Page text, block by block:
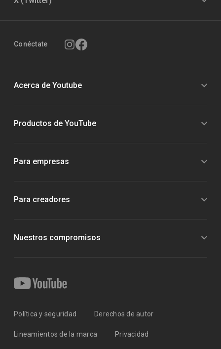
Conéctate
Acerca de Youtube
Productos de YouTube
Para empresas
Para creadores
Nuestros compromisos
Política y seguridad Derechos de autor
Lineamientos de la marca Privacidad